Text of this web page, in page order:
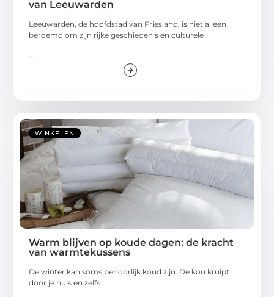
van Leeuwarden
Leeuwarden, de hoofdstad van Friesland, is niet alleen
beroemd om zijn rijke geschiedenis en culturele
WINKELEN
Warm blijven op koude dagen: de kracht
van warmtekussens
De winter kan soms behoorlijk koud zijn. De kou kruipt
door je huis en zelfs